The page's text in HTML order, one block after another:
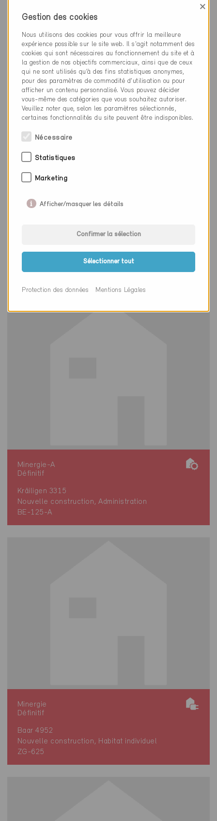
Rénovation, Industrie / Administration
BE-3131
Nouvelle construction / Rénovation, Habitat
collectif / Restaurant
BE-2478
Minergie-A
Définitif
Kräiligen 3315
Nouvelle construction, Administration
BE-125-A
Minergie
Définitif
Baar 4952
Nouvelle construction, Habitat individuel
ZG-625
Gestion des cookies
×
Nous utilisons des cookies pour vous offrir la meilleure
expérience possible sur le site web. Il s'agit notamment des
cookies qui sont nécessaires au fonctionnement du site et à
la gestion de nos objectifs commerciaux, ainsi que de ceux
qui ne sont utilisés qu’à des fins statistiques anonymes,
pour des paramètres de commodité d’utilisation ou pour
afficher un contenu personnalisé. Vous pouvez décider
vous-même des catégories que vous souhaitez autoriser.
Veuillez noter que, selon les paramètres sélectionnés,
certaines fonctionnalités du site peuvent être indisponibles.
Nécessaire
Statistiques
Marketing
Afficher/masquer les détails
Confirmer la sélection
Sélectionner tout
Protection des données Mentions Légales